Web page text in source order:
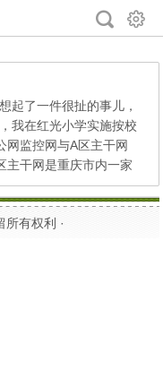
起了一件很扯的事儿，
我在红光小学实施按校
网监控网与A区主干网
主干网是重庆市内一家
了管理密码，重庆方又
心交换机皆在A区中心
两台及下接入层交换
所有权利 ·